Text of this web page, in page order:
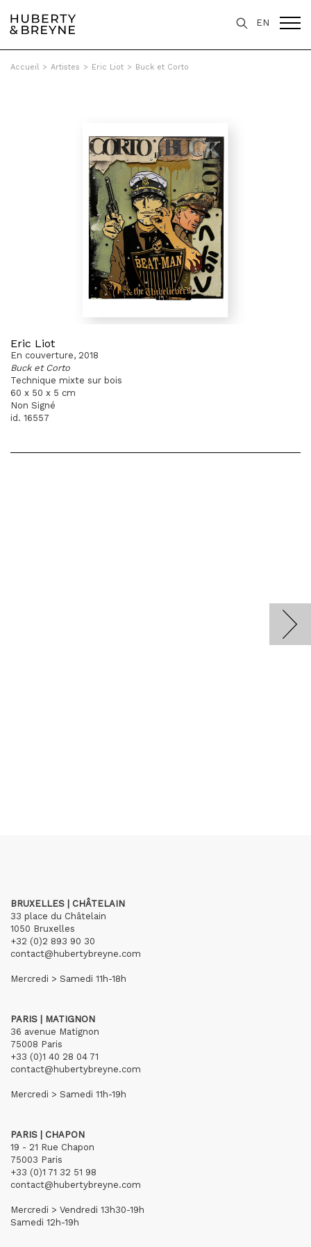
EN
Accueil > Artistes > Eric Liot > Buck et Corto
Eric Liot
En couverture, 2018
Buck et Corto
Technique mixte sur bois
60 x 50 x 5 cm
Non Signé
id. 16557
BRUXELLES | CHÂTELAIN
33 place du Châtelain
1050 Bruxelles
+32 (0)2 893 90 30
contact@hubertybreyne.com
Mercredi > Samedi 11h-18h
PARIS | MATIGNON
36 avenue Matignon
75008 Paris
+33 (0)1 40 28 04 71
contact@hubertybreyne.com
Mercredi > Samedi 11h-19h
PARIS | CHAPON
19 - 21 Rue Chapon
75003 Paris
+33 (0)1 71 32 51 98
contact@hubertybreyne.com
Mercredi > Vendredi 13h30-19h
Samedi 12h-19h